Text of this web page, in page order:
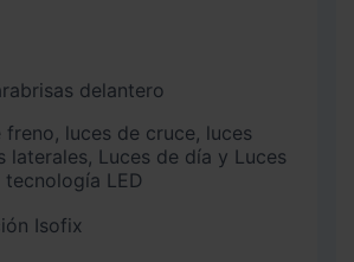
delantero
laterales, Luces de día y Luces
LED
Isofix